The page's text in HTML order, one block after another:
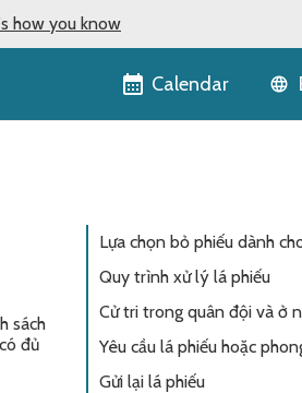
how you know
Calendar
sách
đủ
Lựa chọn bỏ phiếu dành
Quy trình xử lý lá phiếu
Cử tri trong quân đội và ở
Yêu cầu lá phiếu hoặc
Gửi lại lá phiếu